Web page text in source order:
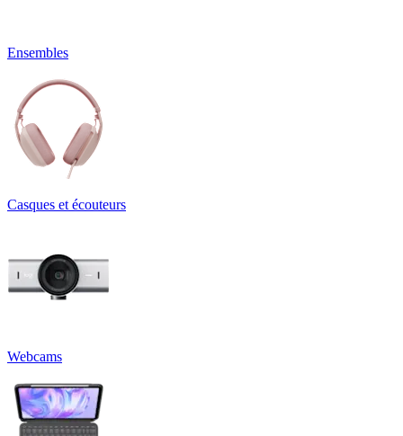
Ensembles
Casques et écouteurs
Webcams